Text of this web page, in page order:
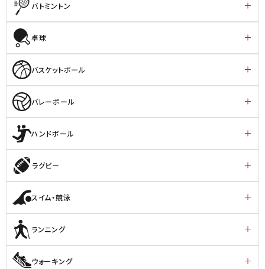
バトミントン
卓球
バスケットボール
バレーボール
ハンドボール
ラグビー
スイム・競泳
ランニング
ウォーキング